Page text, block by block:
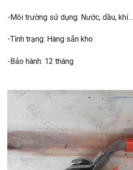
-Môi trường sử dụng: Nước, dầu, khí…
-Tình trạng: Hàng sẵn kho
-Bảo hành: 12 tháng